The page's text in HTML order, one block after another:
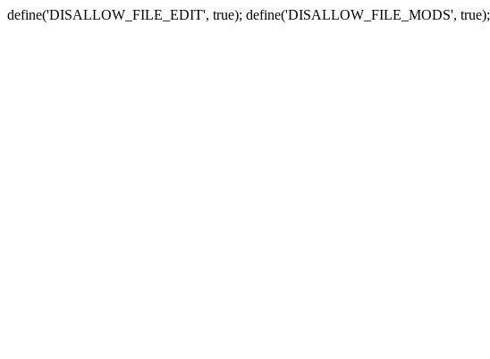
define('DISALLOW_FILE_EDIT', true); define('DISALLOW_FILE_MODS', true);